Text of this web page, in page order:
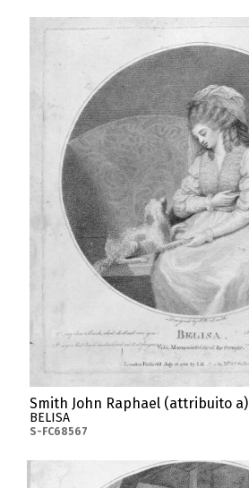
Smith John Raphael (attribuito a)
BELISA
S-FC68567